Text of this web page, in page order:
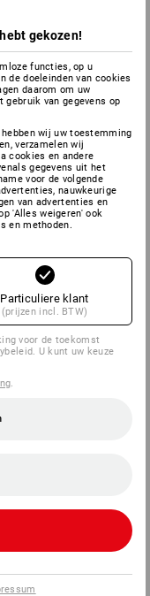
gekozen!
functies, op u
de doeleinden van cookies
daarom om uw
van gegevens op
wij uw toestemming
verzamelen wij
cookies en andere
gegevens uit het
voor de volgende
nauwkeurige
van advertenties en
'Alles weigeren' ook
en methoden.
Particuliere klant
(prijzen incl. BTW)
voor de toekomst
U kunt uw keuze
.